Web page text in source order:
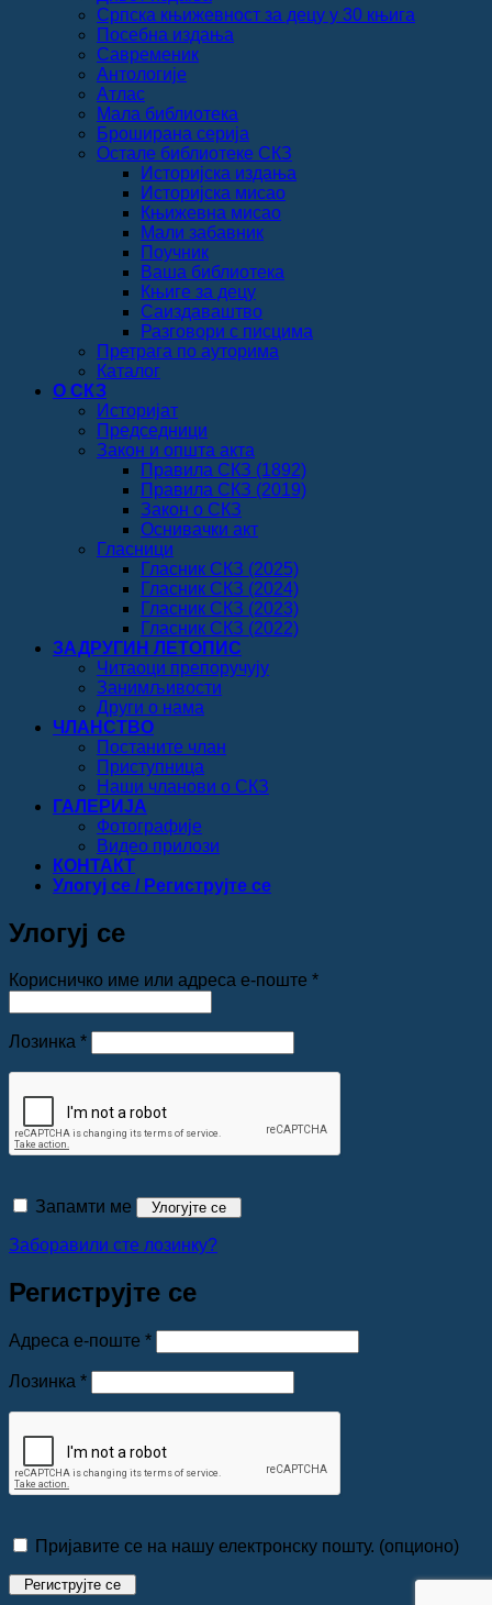
Српска књижевност за децу у 30 књига
Посебна издања
Савременик
Антологије
Атлас
Мала библиотека
Броширана серија
Остале библиотеке СКЗ
Историјска издања
Историјска мисао
Књижевна мисао
Мали забавник
Поучник
Ваша библиотека
Књиге за децу
Саиздаваштво
Разговори с писцима
Претрага по ауторима
Каталог
О СКЗ
Историјат
Председници
Закон и општа акта
Правила СКЗ (1892)
Правила СКЗ (2019)
Закон о СКЗ
Оснивачки акт
Гласници
Гласник СКЗ (2025)
Гласник СКЗ (2024)
Гласник СКЗ (2023)
Гласник СКЗ (2022)
ЗАДРУГИН ЛЕТОПИС
Читаоци препоручују
Занимљивости
Други о нама
ЧЛАНСТВО
Постаните члан
Приступница
Наши чланови о СКЗ
ГАЛЕРИЈА
Фотографије
Видео прилози
КОНТАКТ
Улогуј се / Региструјте се
Улогуј се
Корисничко име или адреса е-поште *Обавезно
Лозинка *Обавезно
Запамти ме Улогујте се
Заборавили сте лозинку?
Региструјте се
Адреса е-поште *Обавезно
Лозинка *Обавезно
Пријавите се на нашу електронску пошту. (опционо)
Региструјте се